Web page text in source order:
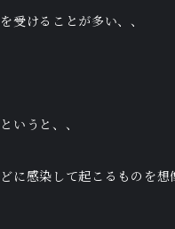
受けることが多い、、
いうと、、
に感染して起こるものを想